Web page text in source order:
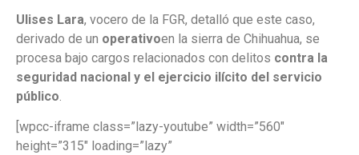
Ulises Lara, vocero de la FGR, detalló que este caso,
derivado de un operativoen la sierra de Chihuahua, se
procesa bajo cargos relacionados con delitos contra la
seguridad nacional y el ejercicio ilícito del servicio
público.
[wpcc-iframe class=”lazy-youtube” width=”560″
height=”315″ loading=”lazy”